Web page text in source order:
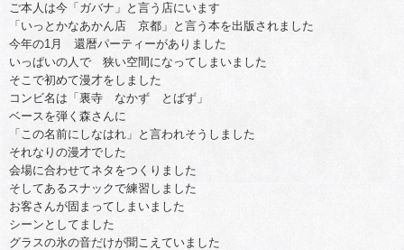
ご本人は今「ガバナ」と言う店にいます
「いっとかなあかん店 京都」と言う本を出版されました
今年の1月 還暦パーティーがありました
いっぱいの人で 狭い空間になってしまいました
そこで初めて漫才をしました
コンビ名は「裏寺 なかず とばず」
ベースを弾く森さんに
「この名前にしなはれ」と言われそうしました
それなりの漫才でした
会場に合わせてネタをつくりました
そしてあるスナックで練習しました
お客さんが固まってしまいました
シーンとしてました
グラスの氷の音だけが聞こえていました